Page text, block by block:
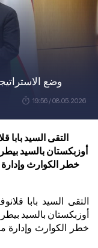
وضع الاستراتيجية
19:56 / 08.05.2026
التقى السيد
أوزبكستان بالسيد
خطر الكوارث
التقى السيد بابا
أوزبكستان بالسيد
خطر الكوارث وإدارة